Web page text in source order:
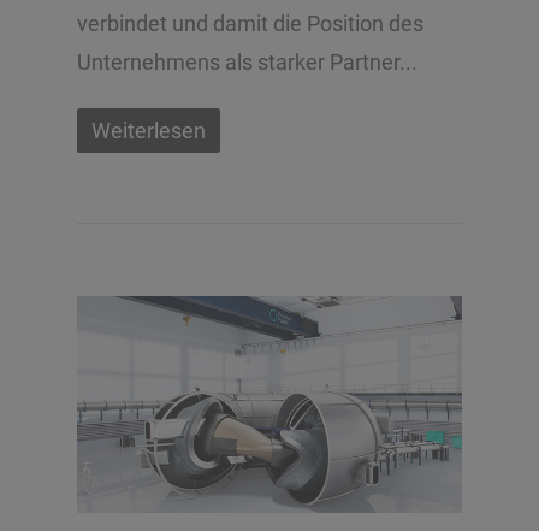
verbindet und damit die Position des
Unternehmens als starker Partner...
Weiterlesen